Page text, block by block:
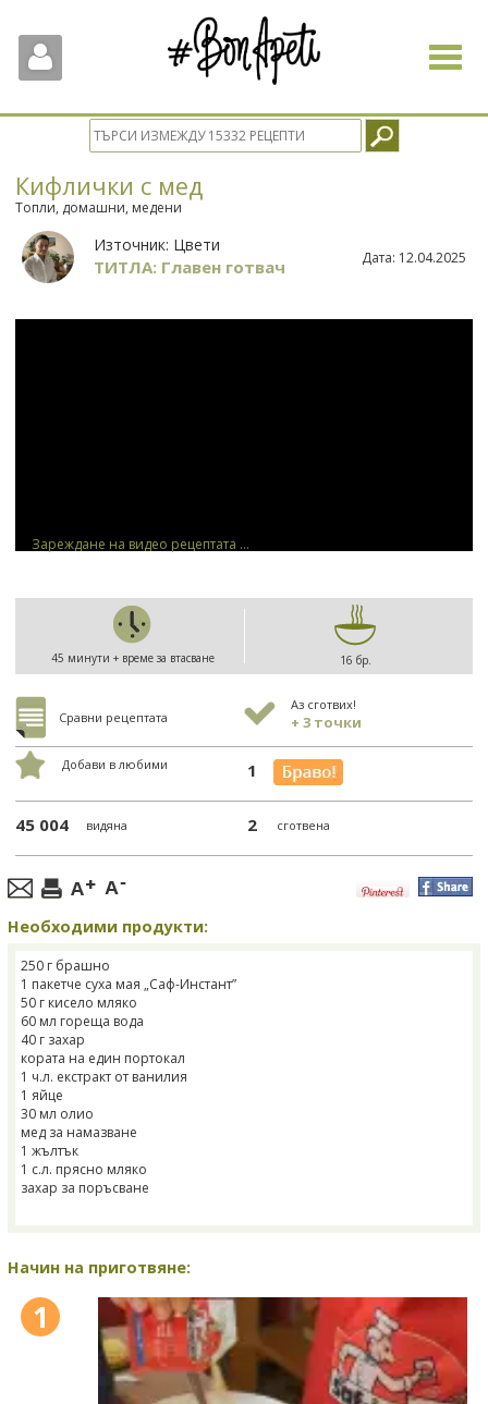
Toggle
Кифлички с мед
Топли, домашни, медени
Източник: Цвети
ТИТЛА: Главен готвач Дата: 12.04.2025
Зареждане на видео рецептата ...
45 минути + време за втасване 16 бр.
Сравни рецептата
Аз сготвих!
+ 3 точки
Добави в любими 1
45 004 видяна 2 сготвена
Необходими продукти:
250 г брашно
1 пакетче суха мая „Саф-Инстант”
50 г кисело мляко
60 мл гореща вода
40 г захар
кората на един портокал
1 ч.л. екстракт от ванилия
1 яйце
30 мл олио
мед за намазване
1 жълтък
1 с.л. прясно мляко
захар за поръсване
Начин на приготвяне:
1